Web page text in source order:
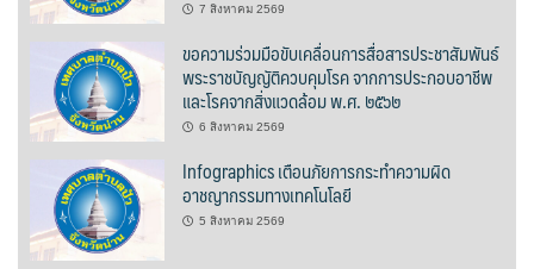
บ้านฮิมนาปัว
บ้านไม้ปลายนา
ป.ปิ๊กโฮมสเตย์
ปรางค์ทองแมนชั่น
ปวินท์ศิลป์แกลอรี่แอนด์รีสอร์ท
7 สิงหาคม 2569
ขอความร่วมมือขับเคลื่อนการสื่อสารประชาสัมพันธ์
พระราชบัญญัติควบคุมโรค จากการประกอบอาชีพ
และโรคจากสิ่งแวดล้อม พ.ศ. ๒๕๖๒
6 สิงหาคม 2569
Infographics เตือนภัยการกระทำความผิด
อาชญากรรมทางเทคโนโลยี
5 สิงหาคม 2569